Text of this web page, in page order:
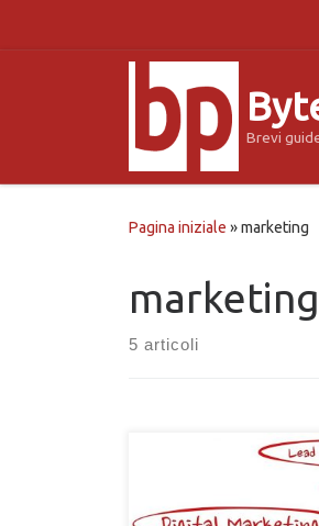
Brevi
Pagina iniziale »marketing
marketing
5 articoli